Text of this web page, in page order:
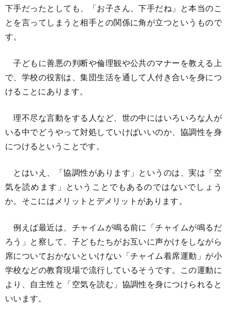
下手だったとしても、「お子さん、下手だね」と本当のこ
とを言ってしまうと相手との関係に角が立つというもので
す。
子どもに善悪の判断や倫理観や公共のマナーを教える上
で、学校の役割は、集団生活を通して人付き合いを身につ
けることにあります。
理不尽な言動をする人など、世の中にはいろいろな人が
いる中でどうやって対処していけばいいのか、協調性を身
につけるということです。
とはいえ、「協調性があります」というのは、実は「空
気を読めます」ということでもあるのではないでしょう
か。そこにはメリットとデメリットがあります。
例えば最近は、チャイムが鳴る前に「チャイムが鳴るだ
ろう」と察して、子どもたちがお互いに声かけをしながら
席についておかないといけない「チャイム着席運動」が小
学校などの教育現場で流行しているそうです。この運動に
より、自主性と「空気を読む」協調性を身につけられると
いいます。